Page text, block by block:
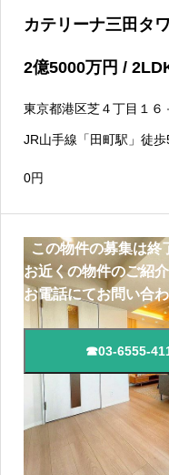
カテリーナ三田タ
2億5000万円 /
東京都港区芝４丁目１６
JR山手線「田町駅」徒歩
0円
この物件の募集は終
お近くの物件のご紹
お電話にてお問い合
☎03-6555-